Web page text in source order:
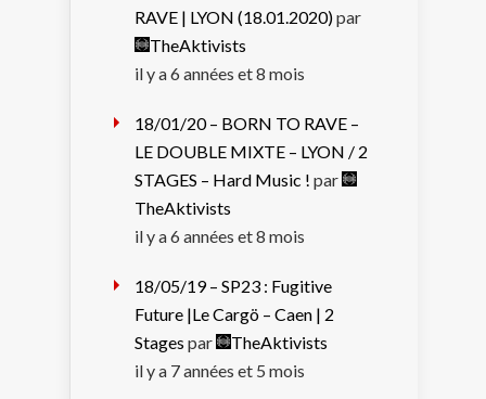
RAVE | LYON (18.01.2020)par
TheAktivists
il y a 6 années et 8 mois
18/01/20 – BORN TO RAVE –
LE DOUBLE MIXTE – LYON / 2
STAGES – Hard Music ! par
TheAktivists
il y a 6 années et 8 mois
18/05/19 – SP23 : Fugitive
Future |Le Cargö – Caen | 2
Stages par
TheAktivists
il y a 7 années et 5 mois